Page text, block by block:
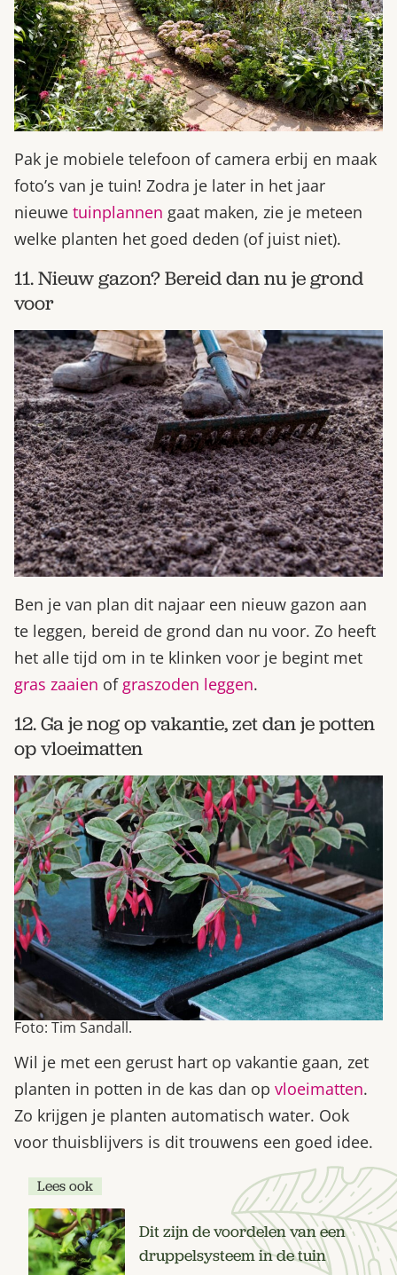
Pak je mobiele telefoon of camera erbij en maak
foto’s van je tuin! Zodra je later in het jaar
nieuwe tuinplannen gaat maken, zie je meteen
welke planten het goed deden (of juist niet).
11. Nieuw gazon? Bereid dan nu je grond
voor
Ben je van plan dit najaar een nieuw gazon aan
te leggen, bereid de grond dan nu voor. Zo heeft
het alle tijd om in te klinken voor je begint met
gras zaaien of graszoden leggen.
12. Ga je nog op vakantie, zet dan je potten
op vloeimatten
Foto: Tim Sandall.
Wil je met een gerust hart op vakantie gaan, zet
planten in potten in de kas dan op vloeimatten.
Zo krijgen je planten automatisch water. Ook
voor thuisblijvers is dit trouwens een goed idee.
Lees ook
Dit zijn de voordelen van een
druppelsysteem in de tuin